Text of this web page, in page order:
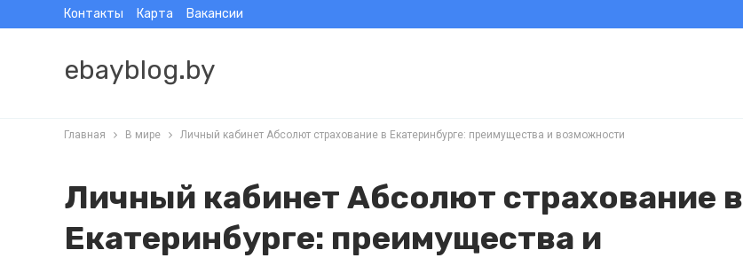
Контакты Карта Вакансии
ebayblog.by
Главная В мире Личный кабинет Абсолют страхование в Екатеринбурге: преимущества и возможности
Личный кабинет Абсолют страхование в
Екатеринбурге: преимущества и